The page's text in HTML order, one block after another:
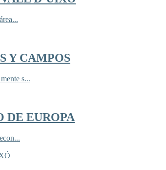
Y CAMPOS
s...
DE EUROPA